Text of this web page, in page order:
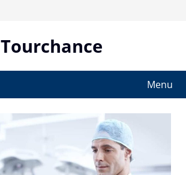
Tourchance
Menu